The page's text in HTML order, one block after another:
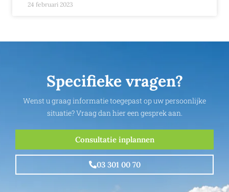
24 februari 2023
Specifieke vragen?
Wenst u graag informatie toegepast op uw persoonlijke
situatie? Vraag dan hier een gesprek aan.
Consultatie inplannen
03 301 00 70